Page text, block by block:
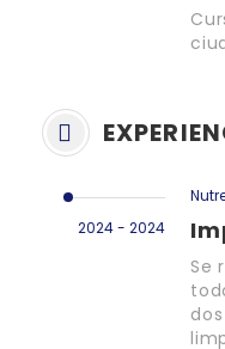
2024 - 2024
Se